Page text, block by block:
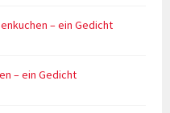
– ein Gedicht
– ein Gedicht